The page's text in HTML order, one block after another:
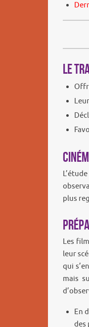
Le
plus
Les
leur
qui
mais
En
des